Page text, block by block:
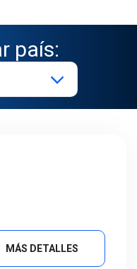
país:
MÁS DETALLES